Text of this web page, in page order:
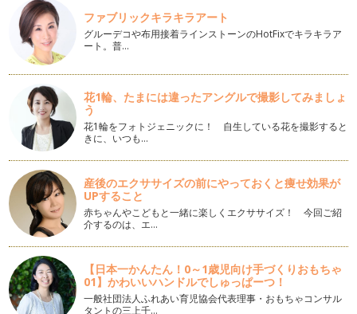
色を食す。赤だけじゃない！いろ・色いっぱいのカラフル・ミ
ニトマト
桜のつぼみも少しずつ大きくなってきて、春の訪れを感じるよ
うになってきました。４月からの新生…
この野菜知ってる？見た目も食感もユニークな、新顔野菜を楽
しもう。
こんにちは。野菜ソムリエの香月りさです。 前回までで1年
間２…
味噌汁、スープの汁物で、野菜の栄養素をまるごといただきま
す！
吐く息も白く、布団の温もりからなかなか抜け出せない季節で
す。寒さでギューッと小さく丸くなっ…
風邪菌をやっつけよう！！冬ダイコンの強い力
野菜ぎらいを克服する手段の一つとして、自分で野菜を育てて
みたり、収穫してみたりと、畑やプラ…
ファブリックキラキラアート
グルーデコや布用接着ラインストーンのHotFixでキラキラア
ート。普…
花1輪、たまには違ったアングルで撮影してみましょ
う
花1輪をフォトジェニックに！ 自生している花を撮影すると
きに、いつも…
産後のエクササイズの前にやっておくと痩せ効果が
UPすること
赤ちゃんやこどもと一緒に楽しくエクササイズ！ 今回ご紹
介するのは、エ…
【日本一かんたん！0～1歳児向け手づくりおもちゃ
01】かわいいハンドルでしゅっぱーつ！
一般社団法人ふれあい育児協会代表理事・おもちゃコンサル
タントの三上千…